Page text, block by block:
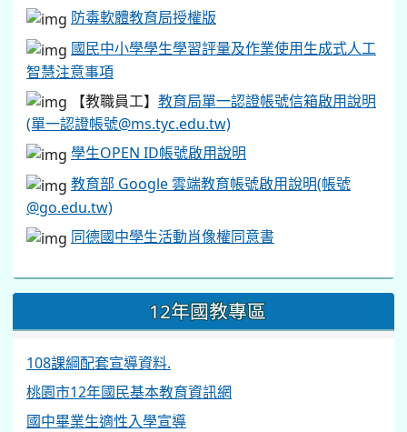
防毒軟體教育局授權版
國民中小學學生學習評量及作業使用生成式人工
智慧注意事項
【教職員工】 教育局單一認證帳號信箱啟用說明
(單一認證帳號@ms.tyc.edu.tw)
學生OPEN ID帳號啟用說明
教育部 Google 雲端教育帳號啟用說明(帳號
@go.edu.tw)
同德國中學生活動肖像權同意書
12年國教專區
108課綱配套宣導資料.
桃園市12年國民基本教育資訊網
國中畢業生適性入學宣導